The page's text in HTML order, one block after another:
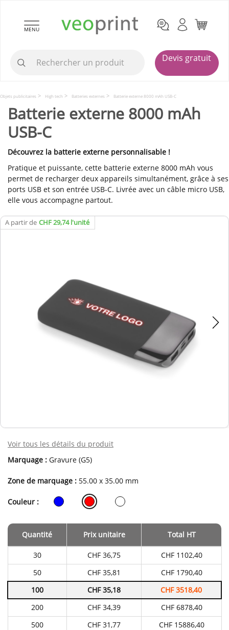
MENU
Devis gratuit
Objets publicitaires High tech Batteries externes Batterie externe 8000 mAh USB-C
Batterie externe 8000 mAh
USB-C
Découvrez la batterie externe personnalisable !
Pratique et puissante, cette batterie externe 8000 mAh vous
permet de recharger deux appareils simultanément, grâce à ses
ports USB et son entrée USB-C. Livrée avec un câble micro USB,
elle vous accompagne partout.
A partir de CHF 29,74 l'unité
Voir tous les détails du produit
Marquage : Gravure (G5)
Zone de marquage : 55.00 x 35.00 mm
Couleur :
Tarifs
produit
fonction
la
quantité
commandée
Quantité Prix unitaire Total HT
30 CHF 36,75
CHF 1102,40
50
CHF 35,81
CHF 1790,40
100
CHF 35,18
CHF 3518,40
200
CHF 34,39
CHF 6878,40
500
CHF 31,77
CHF 15886,40